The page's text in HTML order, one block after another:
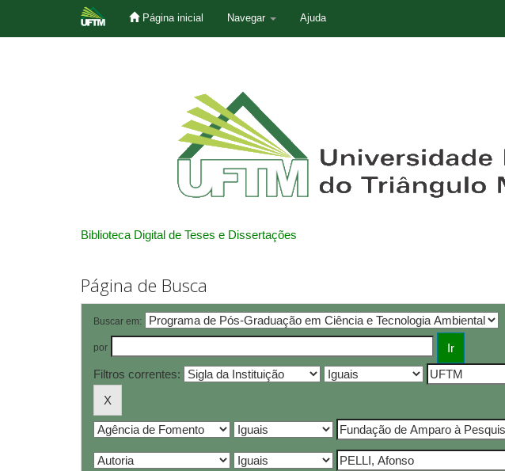
Página inicial Navegar Ajuda
Biblioteca Digital de Teses e Dissertações
Página de Busca
Buscar em:
por
Filtros correntes: